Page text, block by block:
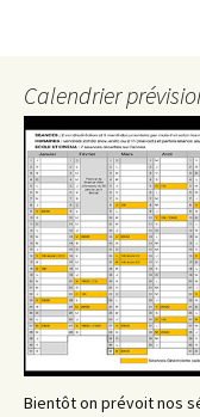
Calendrier
Bientôt on prévoit nos